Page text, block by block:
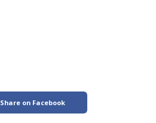
Share on Facebook